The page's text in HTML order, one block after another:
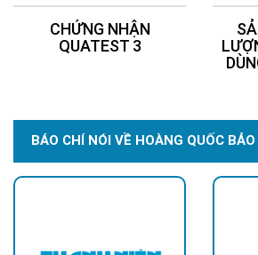
CHỨNG NHẬN
QUATEST 3
BÁO CHÍ NÓI VỀ HOÀNG QUỐC BẢO